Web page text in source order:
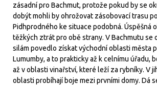
zásadní pro Bachmut, protože pokud by se
dobýt mohli by ohrožovat zásobovací trasu
Pidhprodného ke situace podobná. Úspěšná
těžkých ztrát pro obě strany. V Bachmutu se
silám povedlo získat východní oblasti města
Lumumby, a to prakticky až k celnímu úřadu,
až v oblasti vinařství, které leží za rybníky. V
oblasti probíhají boje mezi prvními domy. Dá